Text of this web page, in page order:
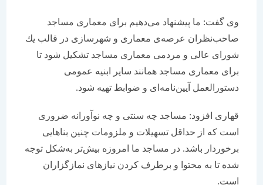
وی گفت: ما پیشنهاد می‌دهیم برای معماری مساجد
صاحب‌نظران عرصه‌ی معماری و شهرسازی در قالب یك
شورای عالی و مردمی معماری مساجد تشكیل شود تا
برای معماری مساجد همانند سایر ابنیه عمومی
دستورالعمل آیین‌نامه‌ای و ضوابط تهیه شود.
قهاری افزود: مساجد چه سنتی و چه نوآورانه ضروری
است كه از حداقل تسهیلات و ملزومات چنین بناهایی
برخوردار باشد. در مساجد ما امروزه بیش‌تر به‌شكل توجه
شده تا به محتوا و برطرف كردن نیازهای نمازگزاران